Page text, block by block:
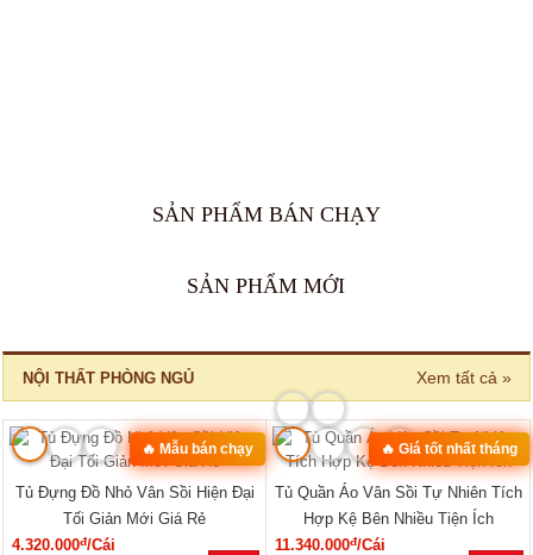
SẢN PHẨM BÁN CHẠY
SẢN PHẨM MỚI
NỘI THẤT PHÒNG NGỦ Xem tất cả »
🔥 Mẫu bán chạy
MÃ: 2168
Tủ Đựng Đồ Nhỏ Vân Sồi Hiện Đại
Tối Giản Mới Giá Rẻ
4.320.000đ/Cái
🔥 Giá tốt nhất tháng
MÃ: 2137
Tủ Quần Áo Vân Sồi Tự Nhiên Tích
Hợp Kệ Bên Nhiều Tiện Ích
11.340.000đ/Cái